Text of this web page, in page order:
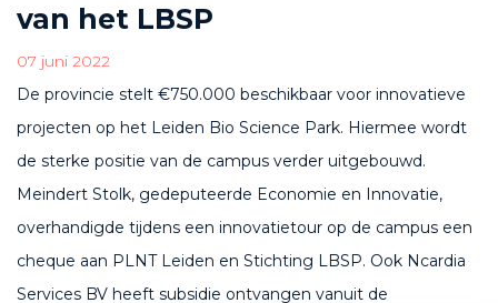
van het LBSP
07 juni 2022
De provincie stelt €750.000 beschikbaar voor innovatieve
projecten op het Leiden Bio Science Park. Hiermee wordt
de sterke positie van de campus verder uitgebouwd.
Meindert Stolk, gedeputeerde Economie en Innovatie,
overhandigde tijdens een innovatietour op de campus een
cheque aan PLNT Leiden en Stichting LBSP. Ook Ncardia
Services BV heeft subsidie ontvangen vanuit de